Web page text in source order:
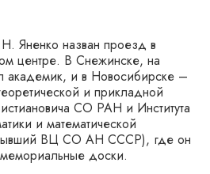
Яненко назван проезд в
центре. В Снежинске, на
и в Новосибирске –
и прикладной
СО РАН и Института
и математической
ВЦ СО АН СССР), где он
доски.